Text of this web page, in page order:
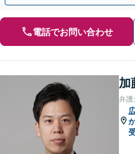
電話でお問い合わせ
加
弁護